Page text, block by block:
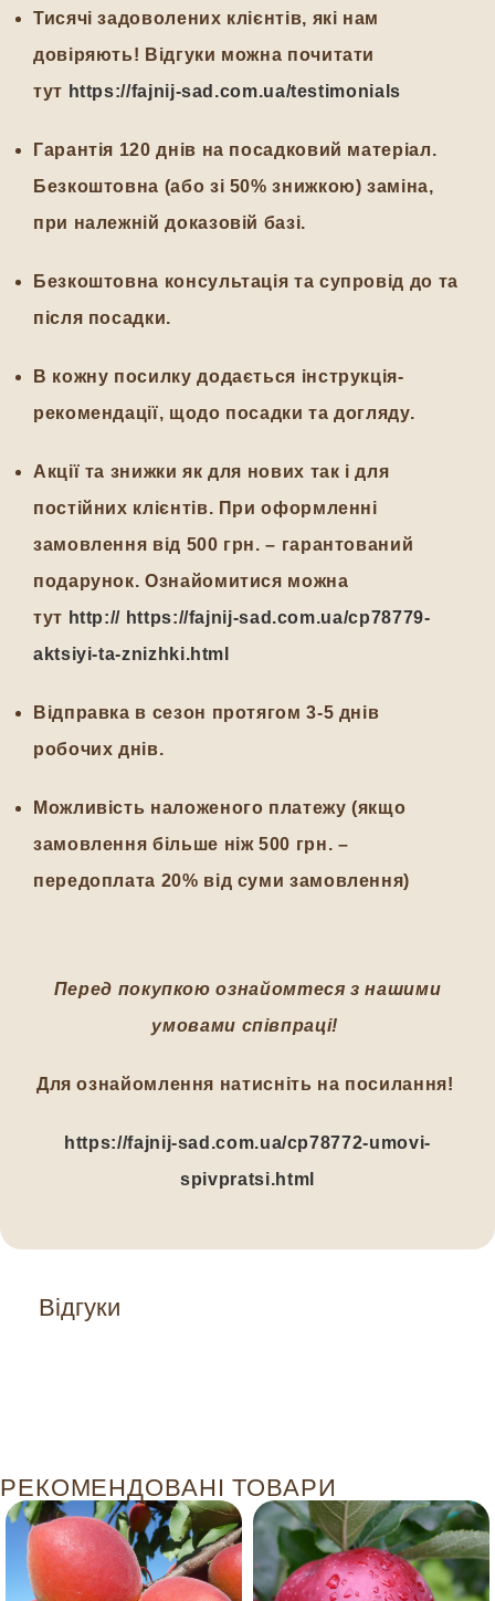
Відгуки
Тисячі задоволених клієнтів, які нам
довіряють! Відгуки можна почитати
тут https://fajnij-sad.com.ua/testimonials
Гарантія 120 днів на посадковий матеріал.
Безкоштовна (або зі 50% знижкою) заміна,
при належній доказовій базі.
Безкоштовна консультація та супровід до та
після посадки.
В кожну посилку додається інструкція-
рекомендації, щодо посадки та догляду.
Акції та знижки як для нових так і для
постійних клієнтів. При оформленні
замовлення від 500 грн. – гарантований
подарунок. Ознайомитися можна
тут http:// https://fajnij-sad.com.ua/cp78779-
aktsiyi-ta-znizhki.html
Відправка в сезон протягом 3-5 днів
робочих днів.
Можливість наложеного платежу (якщо
замовлення більше ніж 500 грн. –
передоплата 20% від суми замовлення)
Перед покупкою ознайомтеся з нашими
умовами співпраці!
Для ознайомлення натисніть на посилання!
https://fajnij-sad.com.ua/cp78772-umovi-
spivpratsi.html
РЕКОМЕНДОВАНІ ТОВАРИ